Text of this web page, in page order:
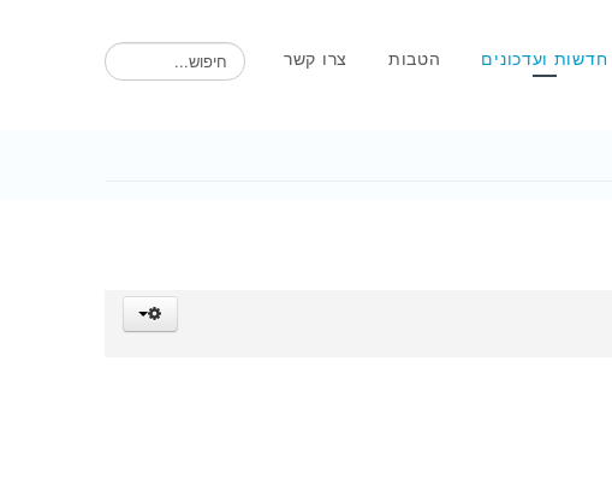
חדשות ועדכונים הטבות צרו קשר חיפוש